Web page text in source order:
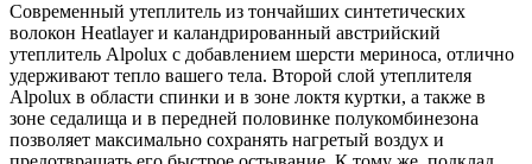
Современный утеплитель из тончайших синтетических
волокон Heatlayer и каландрированный австрийский
утеплитель Alpolux с добавлением шерсти мериноса, отлично
удерживают тепло вашего тела. Второй слой утеплителя
Alpolux в области спинки и в зоне локтя куртки, а также в
зоне седалища и в передней половинке полукомбинезона
позволяет максимально сохранять нагретый воздух и